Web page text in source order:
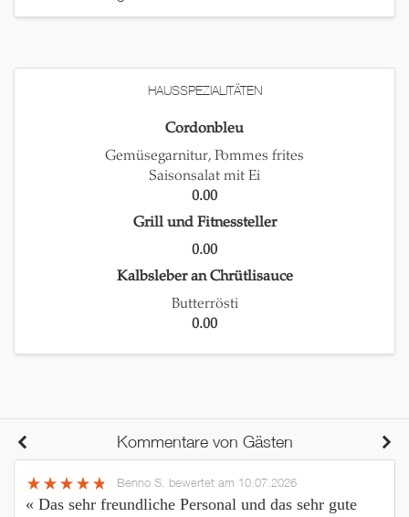
HAUSSPEZIALITÄTEN
Cordonbleu
Gemüsegarnitur, Pommes frites
Saisonsalat mit Ei
0.00
Grill und Fitnessteller
0.00
Kalbsleber an Chrütlisauce
Butterrösti
0.00
Kommentare von Gästen
Benno S. bewertet am 10.07.2026
« Das sehr freundliche Personal und das sehr gute